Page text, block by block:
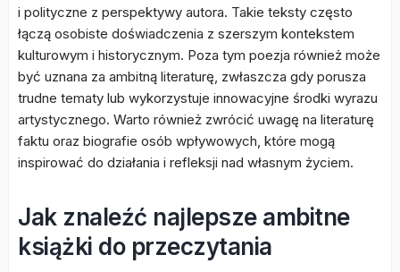
i polityczne z perspektywy autora. Takie teksty często
łączą osobiste doświadczenia z szerszym kontekstem
kulturowym i historycznym. Poza tym poezja również może
być uznana za ambitną literaturę, zwłaszcza gdy porusza
trudne tematy lub wykorzystuje innowacyjne środki wyrazu
artystycznego. Warto również zwrócić uwagę na literaturę
faktu oraz biografie osób wpływowych, które mogą
inspirować do działania i refleksji nad własnym życiem.
Jak znaleźć najlepsze ambitne
książki do przeczytania